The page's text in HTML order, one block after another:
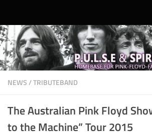
NEWS/TRIBUTEBAND
The Australian Pink Floyd
to the Machine” Tour 2015